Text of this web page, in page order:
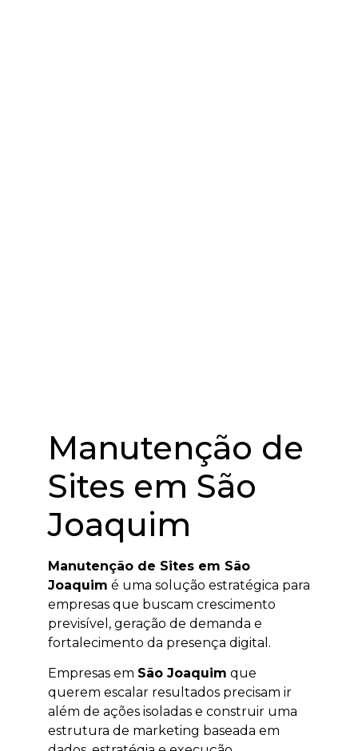
Manutenção de
Sites em São
Joaquim
Manutenção de Sites em São
Joaquim é uma solução estratégica para
empresas que buscam crescimento
previsível, geração de demanda e
fortalecimento da presença digital.
Empresas em São Joaquim que
querem escalar resultados precisam ir
além de ações isoladas e construir uma
estrutura de marketing baseada em